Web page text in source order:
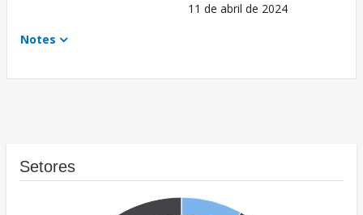
11 de abril de 2024
Notes
Setores